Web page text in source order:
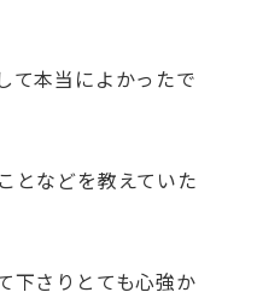
て本当によかったで
となどを教えていた
下さりとても心強か